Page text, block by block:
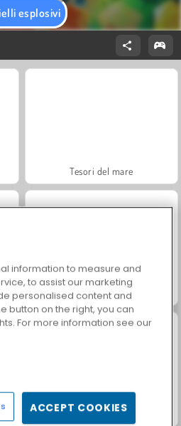
esplosivi
Tesori del mare
Harvest Honors
Grand Mahjong Connect
information to measure and
to assist our marketing
personalised content and
button on the right, you can
For more information see our
ACCEPT COOKIES